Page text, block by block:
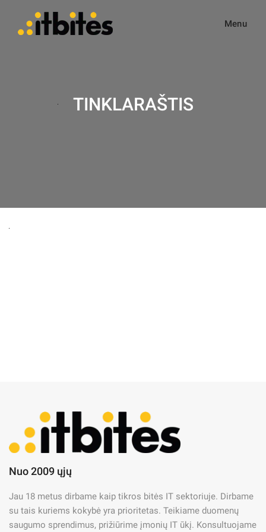
Menu
TINKLARAŠTIS
IT Naujienos IT priežiūra IT saugumas
pasitikėjimo klientų akyse
stiprinimo priemonė
Nuo 2009 ųjų
Jau 18 metus dirbame kaip tikros bitės IT sektoriuje. Dirbame
su tais kuriems kokybė yra prioritetas. Teikiame duomenų
saugumo sprendimus, prižiūrime įmonių IT ūkį. Konsultuojame